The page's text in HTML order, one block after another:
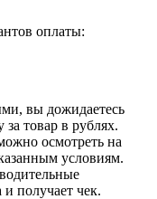
оплаты:
вы дожидаетесь
за товар в рублях.
осмотреть на
условиям.
получает чек.